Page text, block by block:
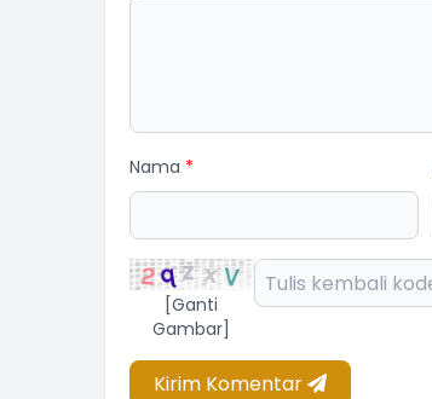
Nama *
[Ganti
Gambar]
Kirim Komentar